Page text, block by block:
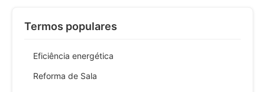
Termos populares
Eficiência energética
Reforma de Sala